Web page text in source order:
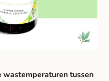
wastemperaturen tussen